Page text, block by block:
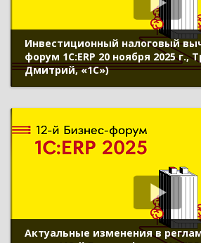
Инвестиционный налоговый
форум 1С:ERP 20 ноября 2025 г.,
Дмитрий, «1С»)
Актуальные изменения в